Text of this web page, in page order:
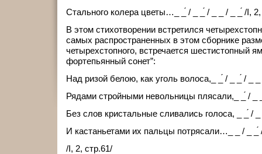
Стального колера цветы…_ _́ / _ _́ / _ _ / _ _́ /I, 2,
В этом стихотворении встретился
самых распространенных в этом сборнике
четырехстопного, встречается шестистопный
фортепьянный сонет”:
Над ризой белою, как уголь волоса,_ _́ / _ _́ / _
Рядами стройными невольницы плясали,_ _́ / _
Без слов кристальные сливались голоса, _ _́ /
И кастаньетами их пальцы потрясали…_ _ / _ _́
/I, 2, стр.61/